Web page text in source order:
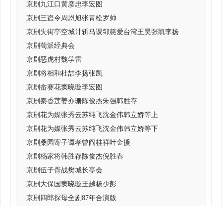
京剧九江口黄彦忠李宏图
京剧三盗令周恩旭张青松罗帅
京剧失街亭空城计斩马谡邹慈爱台湾王昊张凯李扬
京剧荀派经典会
京剧恶虎村魏学雷
京剧将相和杜喆李扬张凯
京剧畲赛花窦晓璇李宏图
京剧秦香莲姜亦珊陈俊杰朱强韩胜存
京剧花为媒张秀云苏纯飞沈金伟韩立娇等上
京剧花为媒张秀云苏纯飞沈金伟韩立娇等下
京剧桑园寄子谭孝曾阎桂祥叶金援
京剧杨家将韩胜存陈俊杰倪胜春
京剧伍子胥战樊城长亭会
京剧大保国窦晓璇王越杨少彭
京剧四郎探母全剧87年合演版